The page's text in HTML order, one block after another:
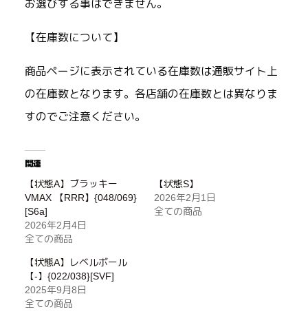
お選びする事はできません。
【在庫数について】
商品ページに表示されている在庫数は通販サイト上
の在庫数となります。各店舗の在庫数とは異なりま
すのでご注意ください。
関連
【状態A】ブラッキー
VMAX 【RRR】{048/069}
[S6a]
2026年2月4日
全ての商品
【状態S】
2026年2月1日
全ての商品
【状態A】レベルボール
【-】{022/038}[SVF]
2025年9月8日
全ての商品